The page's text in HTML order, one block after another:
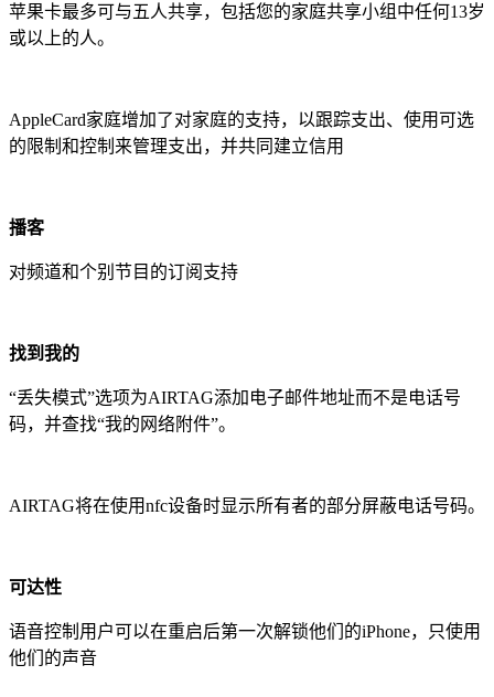
苹果卡最多可与五人共享，包括您的家庭共享小组中任何13岁
或以上的人。
AppleCard家庭增加了对家庭的支持，以跟踪支出、使用可选
的限制和控制来管理支出，并共同建立信用
播客
对频道和个别节目的订阅支持
找到我的
“丢失模式”选项为AIRTAG添加电子邮件地址而不是电话号
码，并查找“我的网络附件”。
AIRTAG将在使用nfc设备时显示所有者的部分屏蔽电话号码。
可达性
语音控制用户可以在重启后第一次解锁他们的iPhone，只使用
他们的声音